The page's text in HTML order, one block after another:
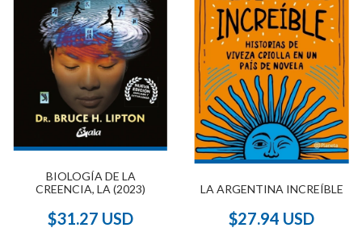
BIOLOGÍA DE LA
CREENCIA, LA (2023)
$31.27 USD
LA ARGENTINA INCREÍBLE
$27.94 USD